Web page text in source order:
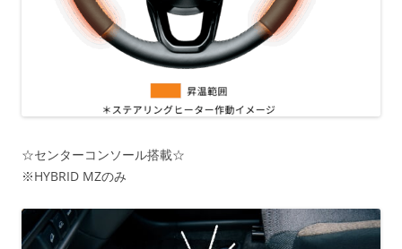
☆センターコンソール搭載☆
※HYBRID MZのみ